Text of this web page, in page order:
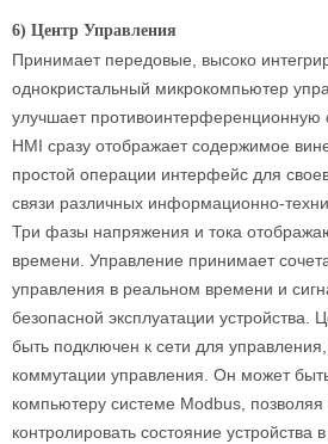
6) Центр Управления
Принимает передовые, высоко
однокристальный микрокомпьютер
улучшает противоинтерференционную
HMI сразу отображает содержимое
простой операции интерфейс для
связи различных информационно-
Три фазы напряжения и тока
времени. Управление принимает
управления в реальном времени и
безопасной эксплуатации устройства.
быть подключен к сети для
коммутации управления. Он может
компьютеру системе Modbus, позволяя
контролировать состояние устройства